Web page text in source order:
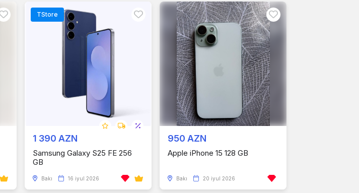
TStore
1 390 AZN
Samsung Galaxy S25 FE 256
GB
Bakı 16 iyul 2026
950 AZN
Apple iPhone 15 128 GB
Bakı 20 iyul 2026